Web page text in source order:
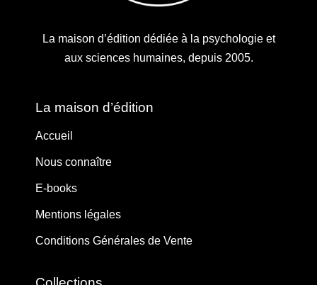
La maison d’édition dédiée à la psychologie et
aux sciences humaines, depuis 2005.
La maison d’édition
Accueil
Nous connaître
E-books
Mentions légales
Conditions Générales de Vente